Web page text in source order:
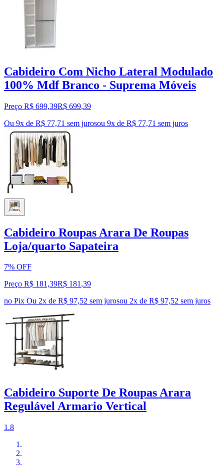
Cabideiro Com Nicho Lateral Modulado
100% Mdf Branco - Suprema Móveis
Preço R$ 699,39R$ 699,39
Ou 9x de R$ 77,71 sem jurosou 9x de R$ 77,71 sem juros
Cabideiro Roupas Arara De Roupas
Loja/quarto Sapateira
7% OFF
Preço R$ 181,39R$ 181,39
no Pix Ou 2x de R$ 97,52 sem jurosou 2x de R$ 97,52 sem juros
Cabideiro Suporte De Roupas Arara
Regulável Armario Vertical
1.8